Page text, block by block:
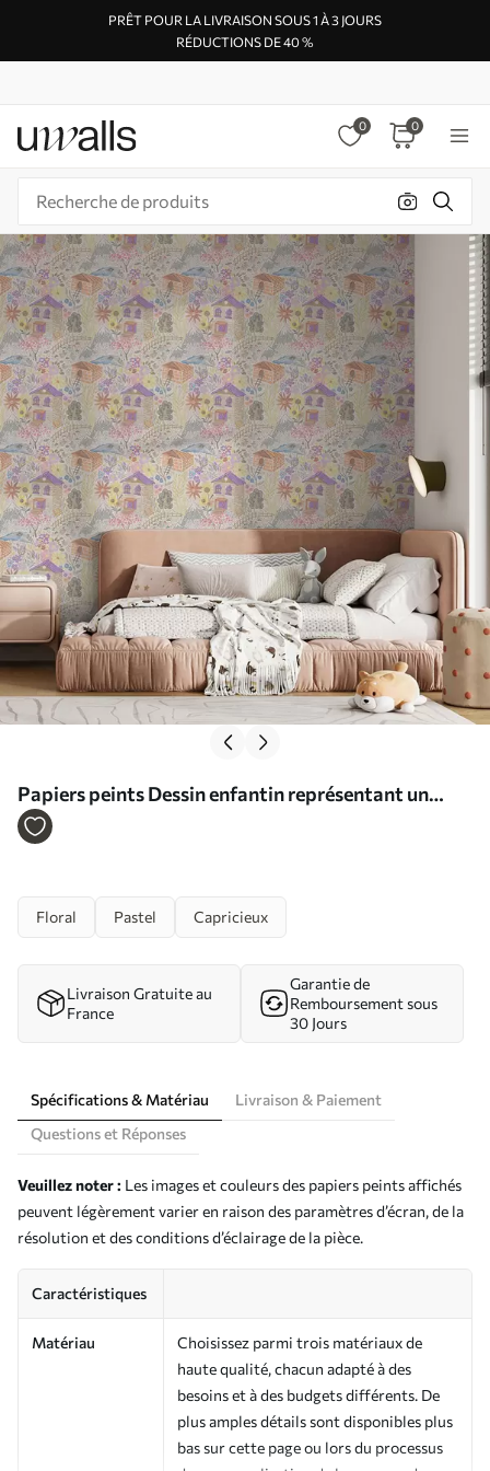
PRÊT POUR LA LIVRAISON SOUS 1 À 3 JOURS
RÉDUCTIONS DE 40 %
0 0
Papiers peints Dessin enfantin représentant un
village avec une maison, des montagnes et des
Floral Pastel Capricieux
Livraison Gratuite au
France
Garantie de
Remboursement sous
30 Jours
Spécifications & Matériau
Livraison & Paiement
Questions et Réponses
Veuillez noter : Les images et couleurs des papiers peints affichés
peuvent légèrement varier en raison des paramètres d’écran, de la
résolution et des conditions d’éclairage de la pièce.
Caractéristiques
Matériau
Choisissez parmi trois matériaux de
haute qualité, chacun adapté à des
besoins et à des budgets différents. De
plus amples détails sont disponibles plus
bas sur cette page ou lors du processus